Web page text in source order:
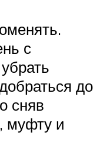
с
до
сняв
муфту и